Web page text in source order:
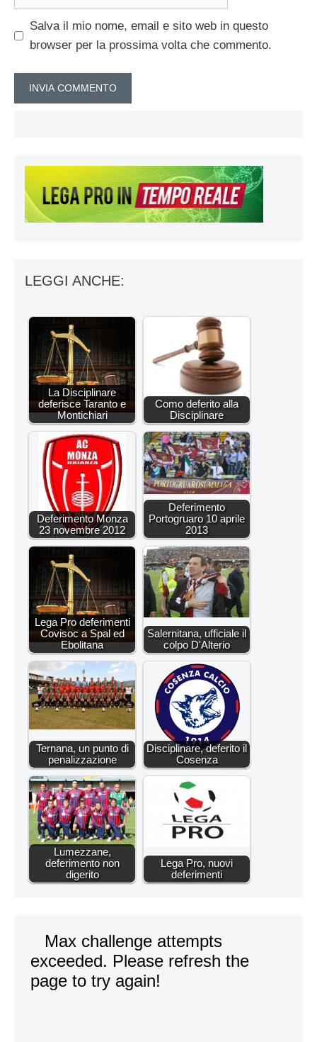
Salva il mio nome, email e sito web in questo
browser per la prossima volta che commento.
LEGGI ANCHE:
La Disciplinare
deferisce Taranto e
Montichiari
Como deferito alla
Disciplinare
Deferimento Monza
23 novembre 2012
Deferimento
Portogruaro 10 aprile
2013
Lega Pro deferimenti
Covisoc a Spal ed
Ebolitana
Salernitana, ufficiale il
colpo D'Alterio
Ternana, un punto di
penalizzazione
Disciplinare, deferito il
Cosenza
Lumezzane,
deferimento non
digerito
Lega Pro, nuovi
deferimenti